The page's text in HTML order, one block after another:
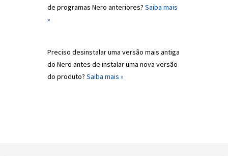
de programas Nero anteriores? Saiba mais
»
Preciso desinstalar uma versão mais antiga
do Nero antes de instalar uma nova versão
do produto? Saiba mais »